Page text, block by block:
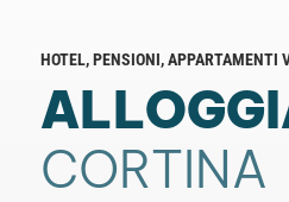
HOTEL, PENSIONI, APPARTAMENTI
CORTINA